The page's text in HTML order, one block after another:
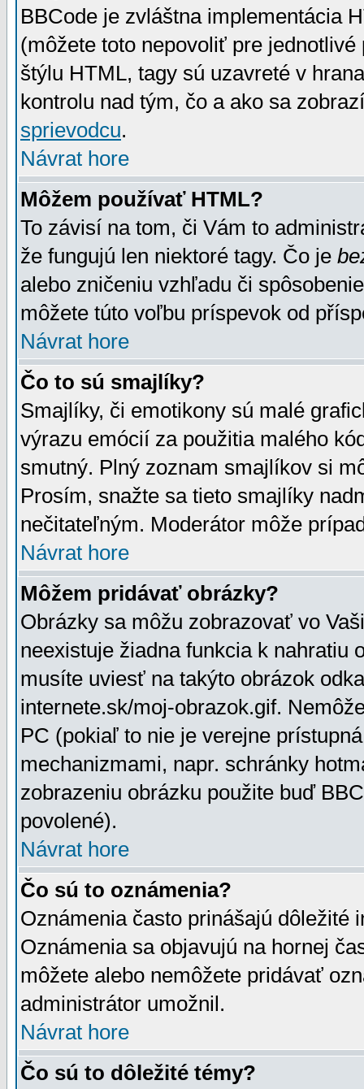
BBCode je zvláštna implementácia
(môžete toto nepovoliť pre
štýlu HTML, tagy sú uzavreté v
kontrolu nad tým, čo a ako sa
sprievodcu.
Návrat hore
Môžem používať HTML?
To závisí na tom, či Vám to
že fungujú len niektoré tagy. Čo je
alebo zničeniu vzhľadu či
môžete túto voľbu príspevok od
Návrat hore
Čo to sú smajlíky?
Smajlíky, či emotikony sú malé
výrazu emócií za použitia malého
smutný. Plný zoznam smajlíkov si
Prosím, snažte sa tieto smajlíky
nečitateľným. Moderátor môže
Návrat hore
Môžem pridávať obrázky?
Obrázky sa môžu zobrazovať vo
neexistuje žiadna funkcia k nahratiu
musíte uviesť na takýto obrázok
internete.sk/moj-obrazok.gif.
PC (pokiaľ to nie je verejne
mechanizmami, napr. schránky
zobrazeniu obrázku použite buď
povolené).
Návrat hore
Čo sú to oznámenia?
Oznámenia často prinášajú dôležité
Oznámenia sa objavujú na hornej
môžete alebo nemôžete pridávať
administrátor umožnil.
Návrat hore
Čo sú to dôležité témy?